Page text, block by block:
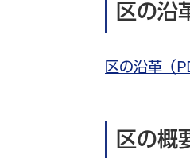
区の沿
区の沿革（
区の概